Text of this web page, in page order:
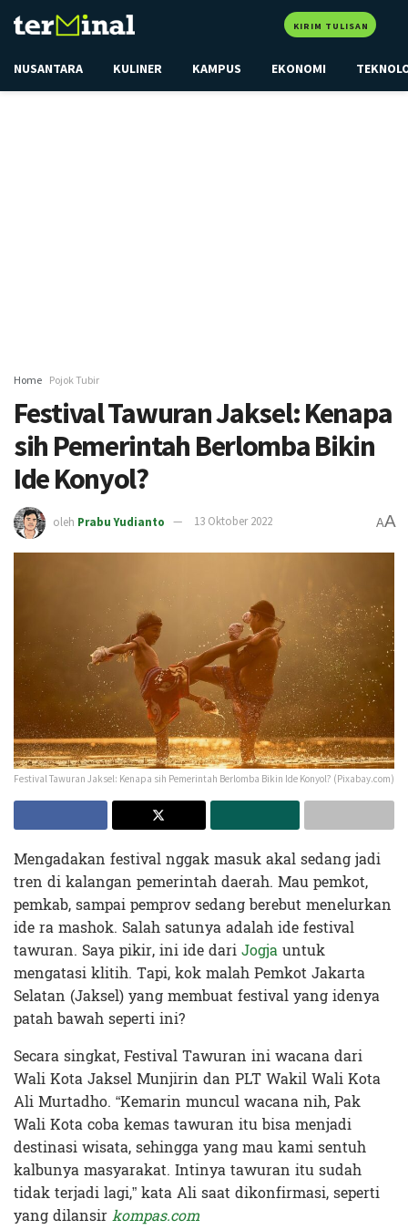
KIRIM TULISAN
NUSANTARA KULINER KAMPUS EKONOMI
Home Pojok Tubir
Festival Tawuran Jaksel: Kenapa
sih Pemerintah Berlomba Bikin
Ide Konyol?
oleh Prabu Yudianto 13 Oktober 2022 AA
Festival Tawuran Jaksel: Kenapa sih Pemerintah Berlomba Bikin Ide Konyol? (Pixabay.com)
Mengadakan festival nggak masuk akal sedang jadi
tren di kalangan pemerintah daerah. Mau pemkot,
pemkab, sampai pemprov sedang berebut menelurkan
ide ra mashok. Salah satunya adalah ide festival
tawuran. Saya pikir, ini ide dariJogjauntuk
mengatasi klitih. Tapi, kok malah Pemkot Jakarta
Selatan (Jaksel) yang membuat festival yang idenya
patah bawah seperti ini?
Secara singkat, Festival Tawuran ini wacana dari
Wali Kota Jaksel Munjirin dan PLT Wakil Wali Kota
Ali Murtadho. “Kemarin muncul wacana nih, Pak
Wali Kota coba kemas tawuran itu bisa menjadi
destinasi wisata, sehingga yang mau kami sentuh
kalbunya masyarakat. Intinya tawuran itu sudah
tidak terjadi lagi,” kata Ali saat dikonfirmasi, seperti
yang dilansirkompas.com